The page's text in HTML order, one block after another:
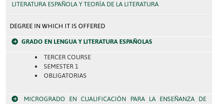
LITERATURA ESPAÑOLA Y TEORÍA DE LA LITERATURA
DEGREE IN WHICH IT IS OFFERED
GRADO EN LENGUA Y LITERATURA ESPAÑOLAS
TERCER COURSE
SEMESTER 1
OBLIGATORIAS
MICROGRADO EN CUALIFICACIÓN PARA LA ENSEÑANZA DE